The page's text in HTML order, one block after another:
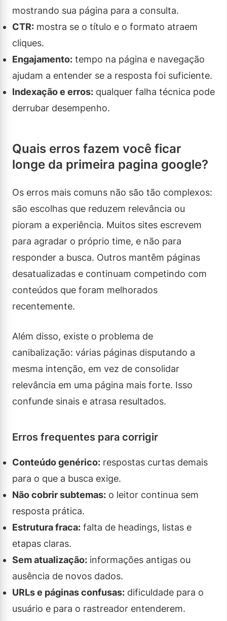
mostrando sua página para a consulta.
CTR: mostra se o título e o formato atraem
cliques.
Engajamento: tempo na página e navegação
ajudam a entender se a resposta foi suficiente.
Indexação e erros: qualquer falha técnica pode
derrubar desempenho.
Quais erros fazem você ficar
longe da primeira pagina google?
Os erros mais comuns não são tão complexos:
são escolhas que reduzem relevância ou
pioram a experiência. Muitos sites escrevem
para agradar o próprio time, e não para
responder a busca. Outros mantêm páginas
desatualizadas e continuam competindo com
conteúdos que foram melhorados
recentemente.
Além disso, existe o problema de
canibalização: várias páginas disputando a
mesma intenção, em vez de consolidar
relevância em uma página mais forte. Isso
confunde sinais e atrasa resultados.
Erros frequentes para corrigir
Conteúdo genérico: respostas curtas demais
para o que a busca exige.
Não cobrir subtemas: o leitor continua sem
resposta prática.
Estrutura fraca: falta de headings, listas e
etapas claras.
Sem atualização: informações antigas ou
ausência de novos dados.
URLs e páginas confusas: dificuldade para o
usuário e para o rastreador entenderem.